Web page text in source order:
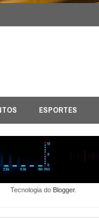
ESPORTES
Tecnologia do Blogger.